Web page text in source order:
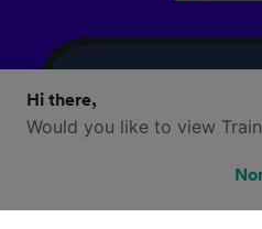
Hi there,
Would you like to view